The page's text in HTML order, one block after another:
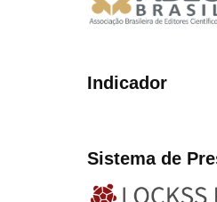
Indicador
Sistema de